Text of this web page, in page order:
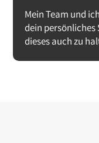
Mein Team und
dein persönliches
dieses auch zu